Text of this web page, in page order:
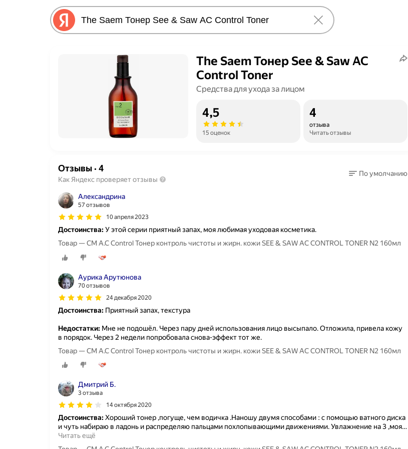
The Saem Тонер See & Saw AC
Control Toner
Средства для ухода за лицом
4,5
15 оценок
4
отзыва
Читать отзывы
Отзывы· 4
Как Яндекс проверяет отзывы
По умолчанию
Александрина
57 отзывов
10 апреля 2023
Достоинства:У этой серии приятный запах, моя любимая уходовая косметика.
Товар — СМ A.C Control Тонер контроль чистоты и жирн. кожи SEE & SAW AC CONTROL TONER N2 160мл
Аурика Арутюнова
70 отзывов
24 декабря 2020
Достоинства: Приятный запах, текстура
Недостатки: Мне не подошёл. Через пару дней использования лицо высыпало. Отложила, привела кожу
в порядок. Через 2 недели попробовала снова-эффект тот же.
Товар — СМ A.C Control Тонер контроль чистоты и жирн. кожи SEE & SAW AC CONTROL TONER N2 160мл
Дмитрий Б.
3 отзыва
14 октября 2020
Достоинства:Хороший тонер ,погуще, чем водичка .Наношу двумя способами : с помощью ватного диска
и чуть набираю в ладонь и распределяю пальцами похлопывающими движениями. Увлажнение на 3 ,моя…
Читать ещё